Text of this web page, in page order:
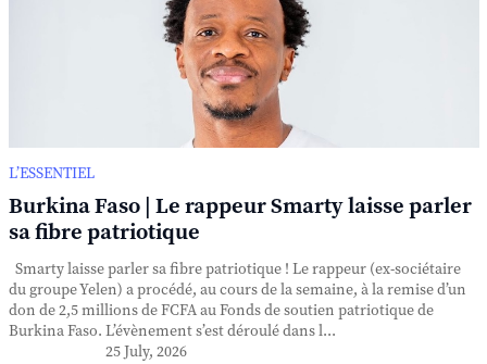
L’ESSENTIEL
Burkina Faso | Le rappeur Smarty laisse parler
sa fibre patriotique
Smarty laisse parler sa fibre patriotique ! Le rappeur (ex-sociétaire
du groupe Yelen) a procédé, au cours de la semaine, à la remise d’un
don de 2,5 millions de FCFA au Fonds de soutien patriotique de
Burkina Faso. L’évènement s’est déroulé dans l...
25 July, 2026